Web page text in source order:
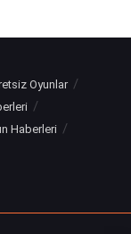
Oyunlar
Haberleri